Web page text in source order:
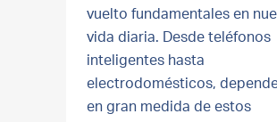
vuelto fundamentales en
vida diaria. Desde teléfonos
inteligentes hasta
electrodomésticos,
en gran medida de estos